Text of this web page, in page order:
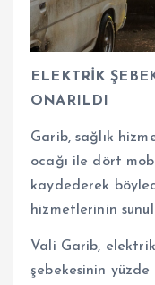
ELEKTRİK
ONARILDI
Garib, sağlık
ocağı ile dört
kaydederek
hizmetlerinin
Vali Garib,
şebekesinin yüzde